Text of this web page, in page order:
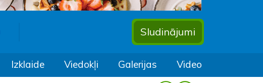
Sludinājumi
Izklaide Viedokļi Galerijas Video